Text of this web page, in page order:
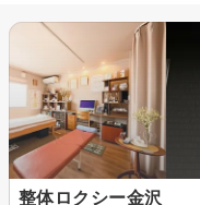
整体ロクシー金沢